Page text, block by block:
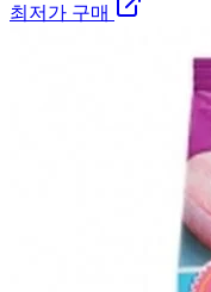
최저가 구매